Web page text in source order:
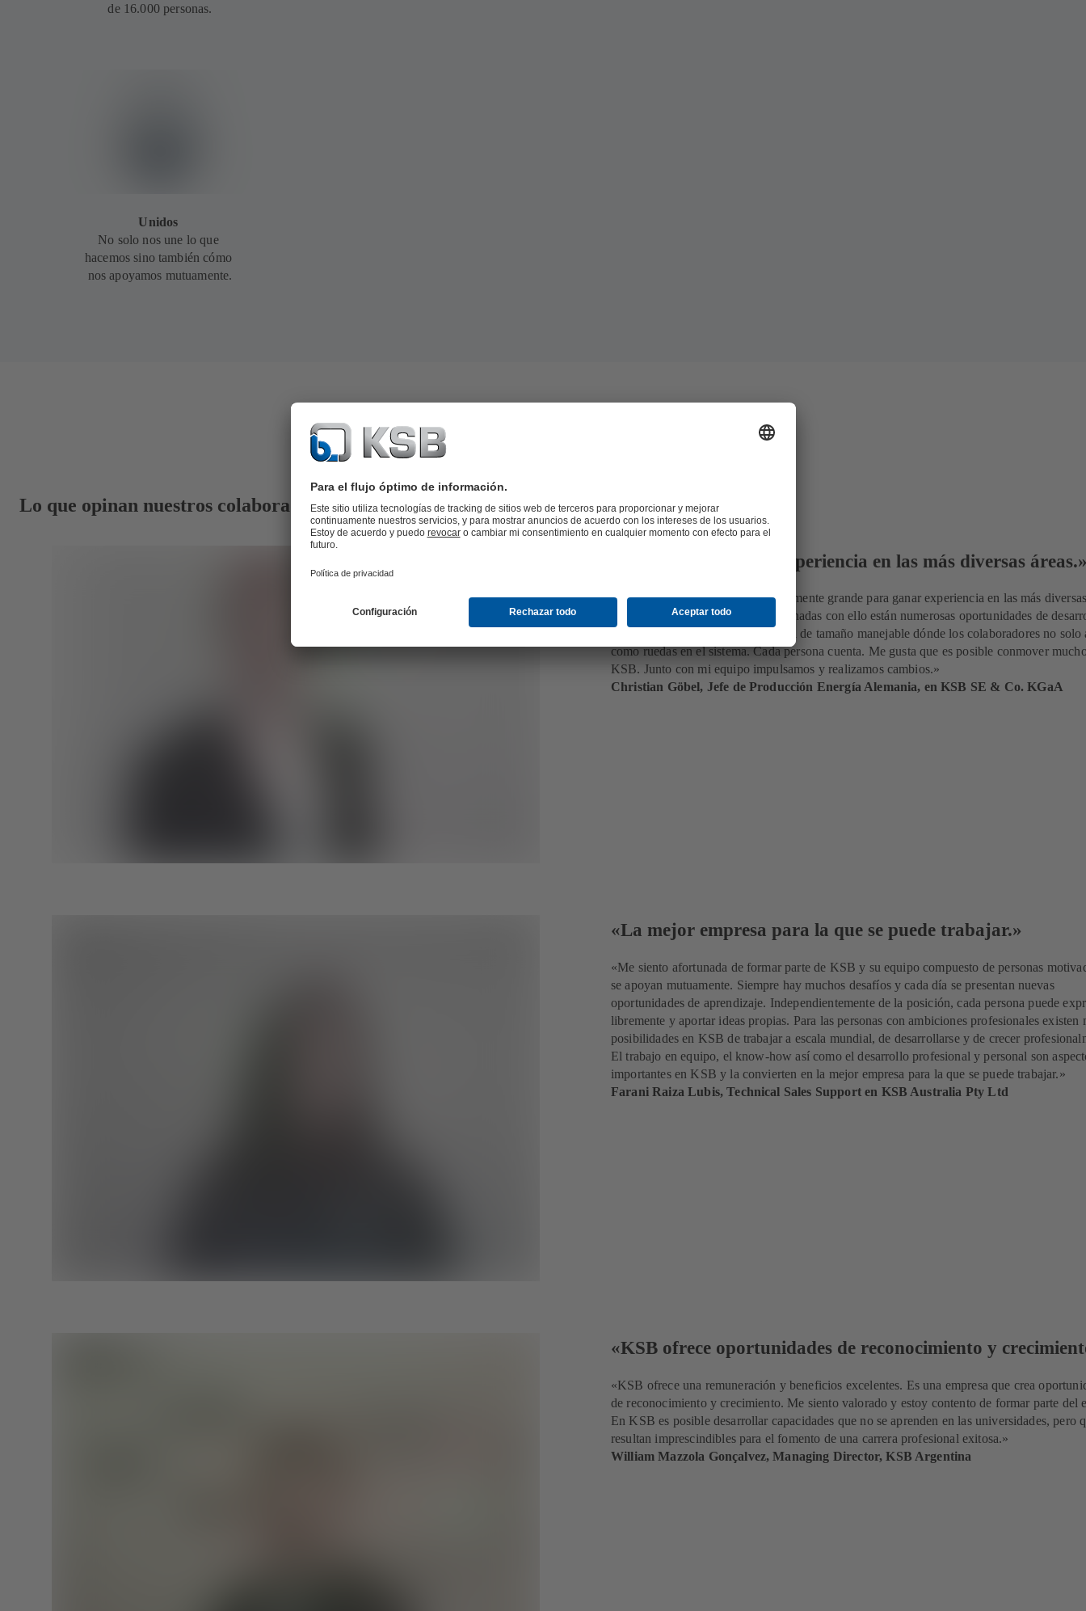
de 16.000 personas.
Unidos
No solo nos une lo que
hacemos sino también cómo
nos apoyamos mutuamente.
Lo que opinan nuestros colaboradores
«Es posible adquirir experiencia en las más diversas
«KSB es una empresa lo suficientemente grande para ganar experiencia en las más
– también en el extranjero. Relacionadas con ello están numerosas oportunidades de
mismo tiempo KSB es una empresa de tamaño manejable dónde los colaboradores no solo
como ruedas en el sistema. Cada persona cuenta. Me gusta que es posible conmover
KSB. Junto con mi equipo impulsamos y realizamos cambios.»
Christian Göbel, Jefe de Producción Energía Alemania, en KSB SE & Co. KGaA
«La mejor empresa para la que se puede trabajar.»
«Me siento afortunada de formar parte de KSB y su equipo compuesto de personas
se apoyan mutuamente. Siempre hay muchos desafíos y cada día se presentan nuevas
oportunidades de aprendizaje. Independientemente de la posición, cada persona puede
libremente y aportar ideas propias. Para las personas con ambiciones profesionales existen
posibilidades en KSB de trabajar a escala mundial, de desarrollarse y de crecer
El trabajo en equipo, el know-how así como el desarrollo profesional y personal son
importantes en KSB y la convierten en la mejor empresa para la que se puede trabajar.»
Farani Raiza Lubis, Technical Sales Support en KSB Australia Pty Ltd
«KSB ofrece oportunidades de reconocimiento y
«KSB ofrece una remuneración y beneficios excelentes. Es una empresa que crea
de reconocimiento y crecimiento. Me siento valorado y estoy contento de formar parte del
En KSB es posible desarrollar capacidades que no se aprenden en las universidades, pero
resultan imprescindibles para el fomento de una carrera profesional exitosa.»
William Mazzola Gonçalvez, Managing Director, KSB Argentina